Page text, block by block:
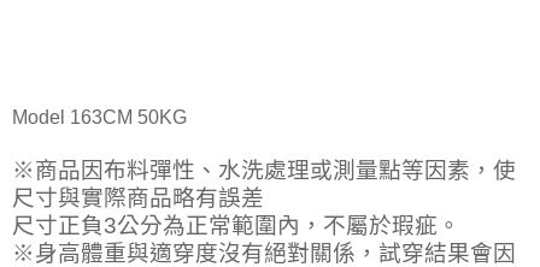
Model 163CM 50KG
※商品因布料彈性、水洗處理或測量點等因素，使
尺寸與實際商品略有誤差
尺寸正負3公分為正常範圍內，不屬於瑕疵。
※身高體重與適穿度沒有絕對關係，試穿結果會因